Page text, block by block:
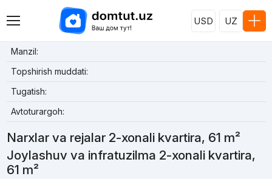
USD UZ
Manzil:
Topshirish muddati:
Tugatish:
Avtoturargoh:
Narxlar va rejalar 2-xonali kvartira, 61 m²
Joylashuv va infratuzilma 2-xonali kvartira,
61 m²